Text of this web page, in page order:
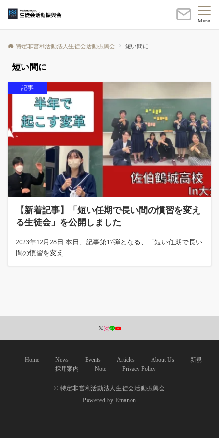
Menu
特定非営利活動法人生徒会活動振興会 短い間に
短い間に
記事
【新着記事】「短い任期で長い間の慣習を変え
る生徒会」を公開しました
2023年12月28日 本日、記事第17弾となる、「短い任期で長い
間の慣習を変え...
Home News Events Articles About Us
新規
採用案内
Note Privacy Policy
© 特定非営利活動法人生徒会活動振興会
Powered byEmanon